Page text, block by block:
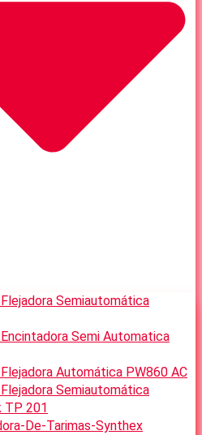
Flejadora Semiautomática
Encintadora Semi Automatica
Flejadora Automática PW860 AC
Flejadora Semiautomática
TP 201
De-Tarimas-Synthex